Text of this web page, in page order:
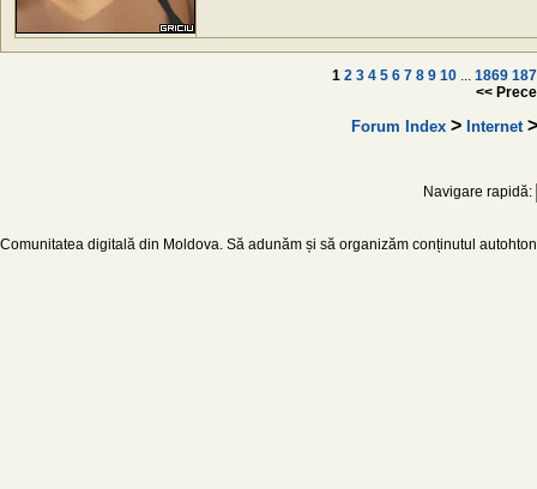
1 2 3 4 5 6 7 8 9 10 ... 1869
<<
Forum Index> Internet
Navigare rapidă:
Comunitatea digitală din Moldova. Să adunăm și să organizăm conținutul